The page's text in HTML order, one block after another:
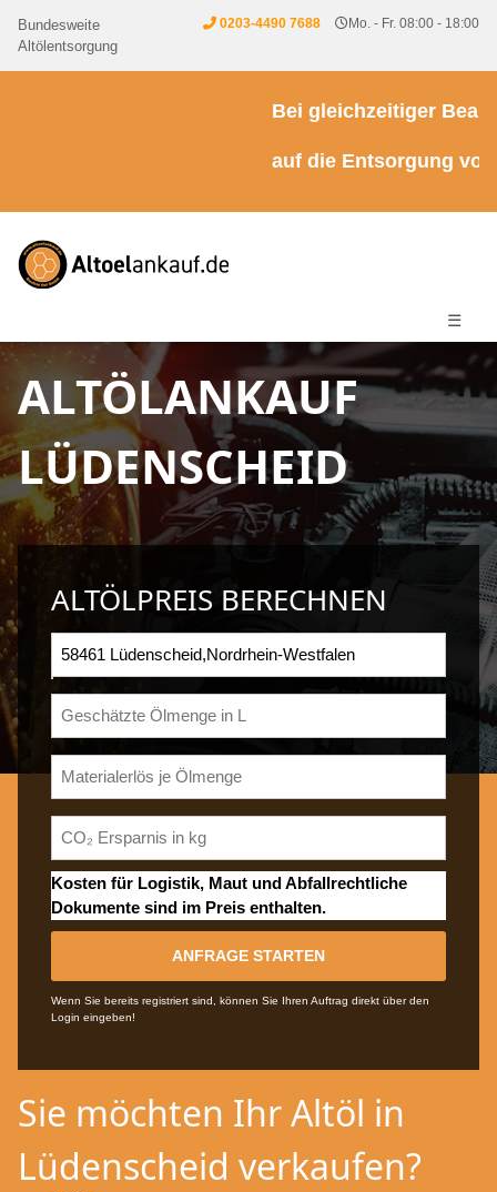
Bundesweite
Altölentsorgung
0203-4490 7688 Mo. - Fr. 08:00 - 18:00
Bei gleichzeitiger
auf die Entsorgung von
☰
ALTÖLANKAUF
LÜDENSCHEID
ALTÖLPREIS BERECHNEN
Kosten für Logistik, Maut und Abfallrechtliche
Dokumente sind im Preis enthalten.
ANFRAGE STARTEN
Wenn Sie bereits registriert sind, können Sie Ihren Auftrag direkt über den
Login eingeben!
Sie möchten Ihr Altöl in
Lüdenscheid verkaufen?